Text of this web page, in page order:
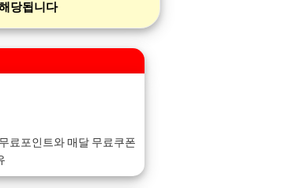
당됩니다
료포인트와 매달 무료쿠폰